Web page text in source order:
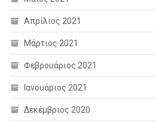
Απρίλιος 2021
Μάρτιος 2021
Φεβρουάριος 2021
Ιανουάριος 2021
Δεκέμβριος 2020